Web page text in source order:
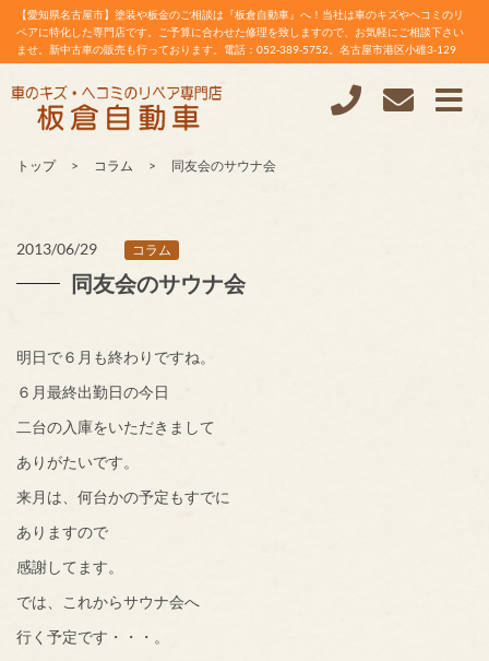
【愛知県名古屋市】塗装や板金のご相談は『板倉自動車』へ！当社は車のキズやヘコミのリ
ペアに特化した専門店です。ご予算に合わせた修理を致しますので、お気軽にご相談下さい
ませ。新中古車の販売も行っております。電話：052-389-5752。名古屋市港区小碓3-129
トップ コラム 同友会のサウナ会
2013/06/29 コラム
同友会のサウナ会
明日で６月も終わりですね。
６月最終出勤日の今日
二台の入庫をいただきまして
ありがたいです。
来月は、何台かの予定もすでに
ありますので
感謝してます。
では、これからサウナ会へ
行く予定です・・・。